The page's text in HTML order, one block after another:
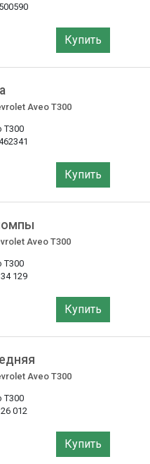
Купить
Aveo T300
T300
Купить
Aveo T300
T300
129
Купить
Aveo T300
T300
012
Купить